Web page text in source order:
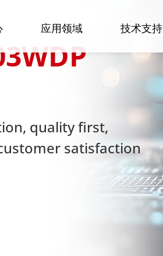
应用领域 技术支持
quality first,
satisfaction